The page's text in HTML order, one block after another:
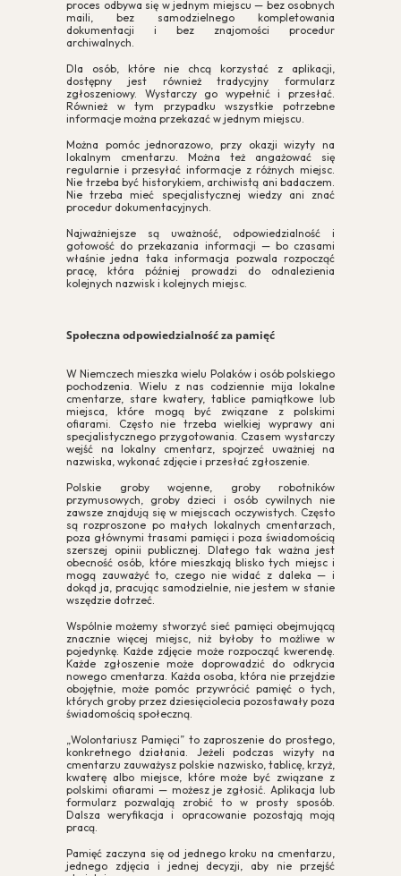
proces odbywa się w jednym miejscu — bez osobnych
maili, bez samodzielnego kompletowania
dokumentacji i bez znajomości procedur
archiwalnych.
Dla osób, które nie chcą korzystać z aplikacji,
dostępny jest również tradycyjny formularz
zgłoszeniowy. Wystarczy go wypełnić i przesłać.
Również w tym przypadku wszystkie potrzebne
informacje można przekazać w jednym miejscu.
Można pomóc jednorazowo, przy okazji wizyty na
lokalnym cmentarzu. Można też angażować się
regularnie i przesyłać informacje z różnych miejsc.
Nie trzeba być historykiem, archiwistą ani badaczem.
Nie trzeba mieć specjalistycznej wiedzy ani znać
procedur dokumentacyjnych.
Najważniejsze są uważność, odpowiedzialność i
gotowość do przekazania informacji — bo czasami
właśnie jedna taka informacja pozwala rozpocząć
pracę, która później prowadzi do odnalezienia
kolejnych nazwisk i kolejnych miejsc.
Społeczna odpowiedzialność za pamięć
W Niemczech mieszka wielu Polaków i osób polskiego
pochodzenia. Wielu z nas codziennie mija lokalne
cmentarze, stare kwatery, tablice pamiątkowe lub
miejsca, które mogą być związane z polskimi
ofiarami. Często nie trzeba wielkiej wyprawy ani
specjalistycznego przygotowania. Czasem wystarczy
wejść na lokalny cmentarz, spojrzeć uważniej na
nazwiska, wykonać zdjęcie i przesłać zgłoszenie.
Polskie groby wojenne, groby robotników
przymusowych, groby dzieci i osób cywilnych nie
zawsze znajdują się w miejscach oczywistych. Często
są rozproszone po małych lokalnych cmentarzach,
poza głównymi trasami pamięci i poza świadomością
szerszej opinii publicznej. Dlatego tak ważna jest
obecność osób, które mieszkają blisko tych miejsc i
mogą zauważyć to, czego nie widać z daleka — i
dokąd ja, pracując samodzielnie, nie jestem w stanie
wszędzie dotrzeć.
Wspólnie możemy stworzyć sieć pamięci obejmującą
znacznie więcej miejsc, niż byłoby to możliwe w
pojedynkę. Każde zdjęcie może rozpocząć kwerendę.
Każde zgłoszenie może doprowadzić do odkrycia
nowego cmentarza. Każda osoba, która nie przejdzie
obojętnie, może pomóc przywrócić pamięć o tych,
których groby przez dziesięciolecia pozostawały poza
świadomością społeczną.
„Wolontariusz Pamięci” to zaproszenie do prostego,
konkretnego działania. Jeżeli podczas wizyty na
cmentarzu zauważysz polskie nazwisko, tablicę, krzyż,
kwaterę albo miejsce, które może być związane z
polskimi ofiarami — możesz je zgłosić. Aplikacja lub
formularz pozwalają zrobić to w prosty sposób.
Dalsza weryfikacja i opracowanie pozostają moją
pracą.
Pamięć zaczyna się od jednego kroku na cmentarzu,
jednego zdjęcia i jednej decyzji, aby nie przejść
Cookies to małe pliki danych, które są przechowywane na Twoim
do poprawy działania serwisu, personalizacji treści, oraz analizy ruchu
na stronie.
Dostosuj Zezwól na wszystkie